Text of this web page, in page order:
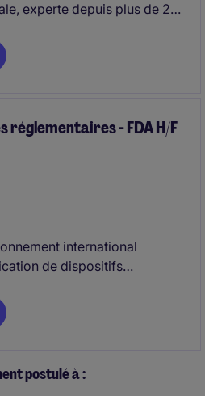
experte depuis plus de 20
vous assurez
de vitraillistes au sein de
réglementaires - FDA H/F
international
de dispositifs
affaires
F pour accompagner le
postulé à :